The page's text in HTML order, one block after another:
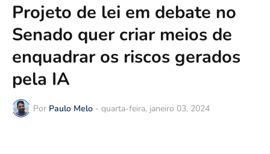
Projeto de lei em debate no
Senado quer criar meios de
enquadrar os riscos gerados
pela IA
Por Paulo Melo - quarta-feira, janeiro 03, 2024